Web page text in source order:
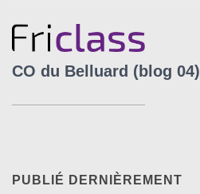
CO du Belluard (blog 04)
PUBLIÉ DERNIÈREMENT